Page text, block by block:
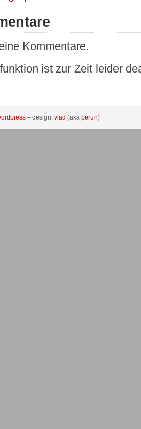
Kommentare.
ist zur Zeit leider
– design: vlad (aka perun)